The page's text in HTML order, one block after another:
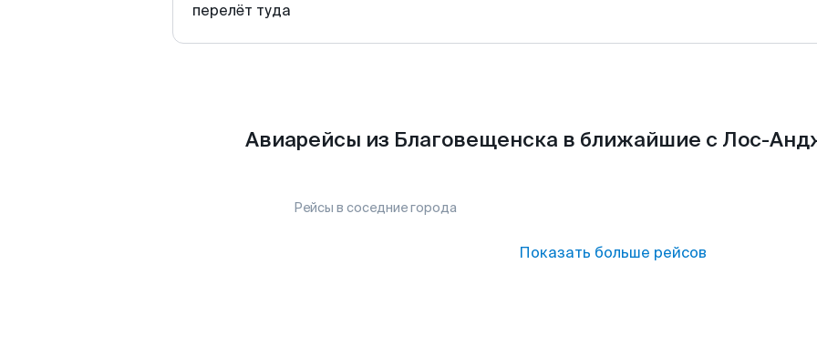
перелёт туда
Авиарейсы из Благовещенска в ближайшие с Лос-
Рейсы в соседние города
Показать больше рейсов